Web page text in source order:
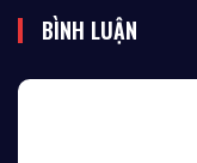
BÌNH LUẬN